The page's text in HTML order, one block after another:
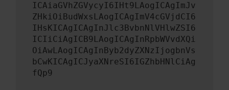
ICAiaGVhZGVycyI6IHt9LAogICAgImJv
ZHkiOiBudWxsLAogICAgImV4cGVjdCI6
IHsKICAgICAgInJlc3BvbnNlVHlwZSI6
ICIiCiAgICB9LAogICAgInRpbWVvdXQi
OiAwLAogICAgInByb2dyZXNzIjogbnVs
bCwKICAgICJyaXNreSI6IGZhbHNlCiAg
fQp9